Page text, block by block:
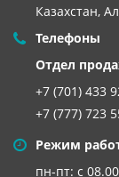
Казахстан,
Телефоны
Отдел
+7 (701) 433
+7 (777) 723
Режим
пн-пт: с